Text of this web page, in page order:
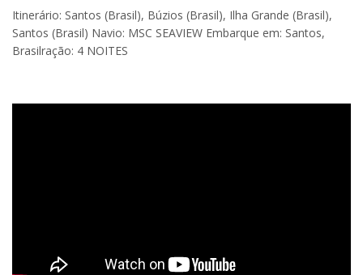
Itinerário: Santos (Brasil), Búzios (Brasil), Ilha Grande (Brasil),
Santos (Brasil) Navio: MSC SEAVIEW Embarque em: Santos,
Brasilração: 4 NOITES